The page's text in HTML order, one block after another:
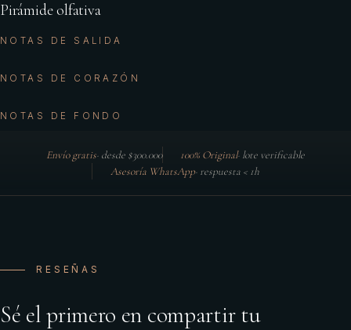
Pirámide olfativa
NOTAS DE SALIDA
NOTAS DE CORAZÓN
NOTAS DE FONDO
Envío gratis· desde $300.000 100% Original· lote verificable
Asesoría WhatsApp· respuesta < 1h
RESEÑAS
Sé el primero en compartir tu